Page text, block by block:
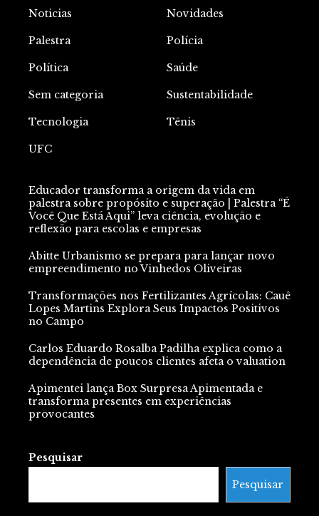
Noticias Novidades
Palestra Polícia
Política Saúde
Sem categoria Sustentabilidade
Tecnologia Tênis
UFC
Educador transforma a origem da vida em
palestra sobre propósito e superação | Palestra “É
Você Que Está Aqui” leva ciência, evolução e
reflexão para escolas e empresas
Abitte Urbanismo se prepara para lançar novo
empreendimento no Vinhedos Oliveiras
Transformações nos Fertilizantes Agrícolas: Cauê
Lopes Martins Explora Seus Impactos Positivos
no Campo
Carlos Eduardo Rosalba Padilha explica como a
dependência de poucos clientes afeta o valuation
Apimentei lança Box Surpresa Apimentada e
transforma presentes em experiências
provocantes
Pesquisar
Pesquisar